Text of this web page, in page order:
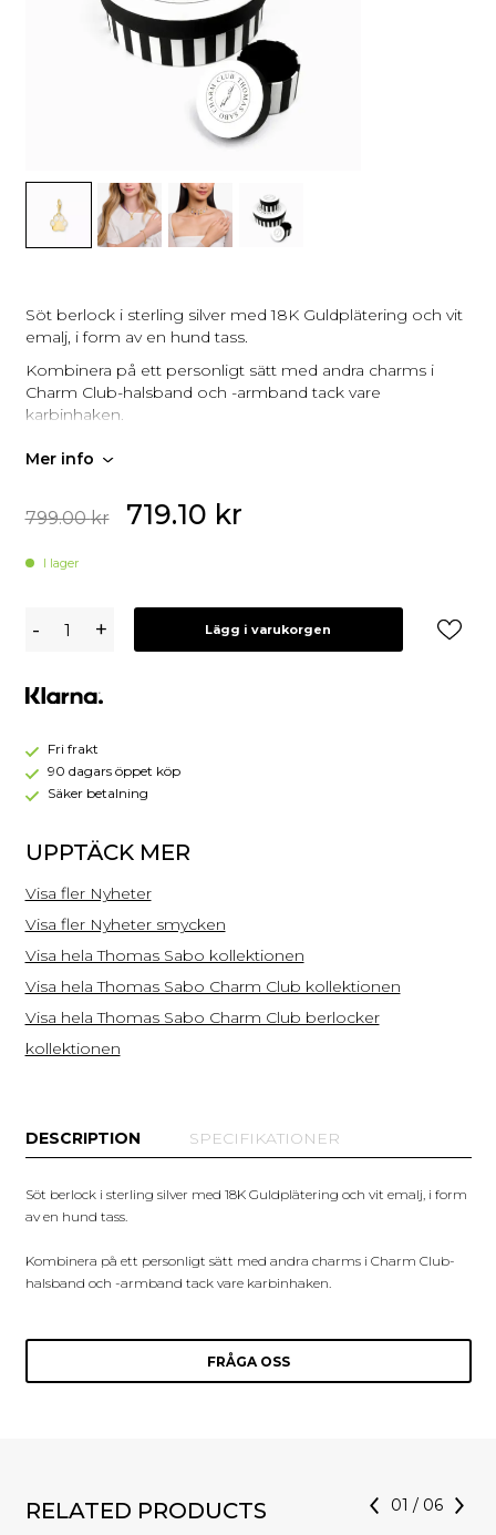
Söt berlock i sterling silver med 18K Guldplätering och vit
emalj, i form av en hund tass.
Kombinera på ett personligt sätt med andra charms i
Charm Club-halsband och -armband tack vare
karbinhaken.
Mer info
799.00kr 719.10 kr
I lager
Sabo
Hundtass
Guld
427-
39
- + Lägg i varukorgen
Fri frakt
90 dagars öppet köp
Säker betalning
UPPTÄCK MER
Visa fler Nyheter
Visa fler Nyheter smycken
Visa hela Thomas Sabo kollektionen
Visa hela Thomas Sabo Charm Club kollektionen
Visa hela Thomas Sabo Charm Club berlocker
kollektionen
DESCRIPTION SPECIFIKATIONER
Söt berlock i sterling silver med 18K Guldplätering och vit emalj, i form
av en hund tass.
Kombinera på ett personligt sätt med andra charms i Charm Club-
halsband och -armband tack vare karbinhaken.
FRÅGA OSS
RELATED PRODUCTS 01 / 06